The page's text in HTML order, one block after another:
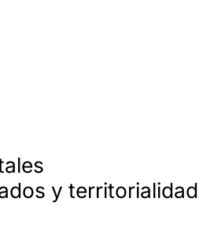
y territorialidad